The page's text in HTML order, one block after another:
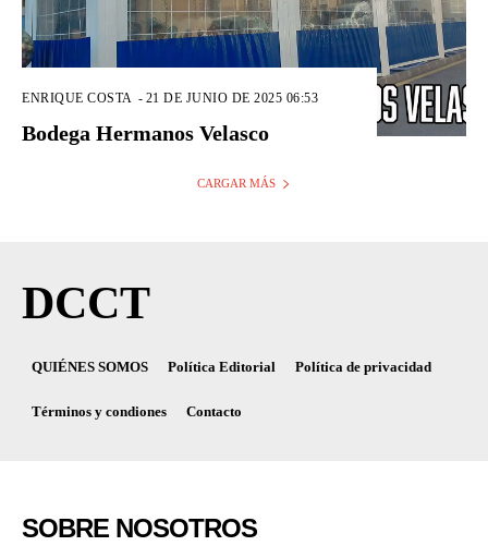
ENRIQUE COSTA - 21 DE JUNIO DE 2025 06:53
Bodega Hermanos Velasco
CARGAR MÁS
DCCT
QUIÉNES SOMOS Política Editorial Política de privacidad
Términos y condiones Contacto
SOBRE NOSOTROS